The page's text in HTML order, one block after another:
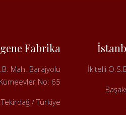
İkitelli
Fabrika
Mah. Barajyolu
Kümeevler No: 65
/ Türkiye